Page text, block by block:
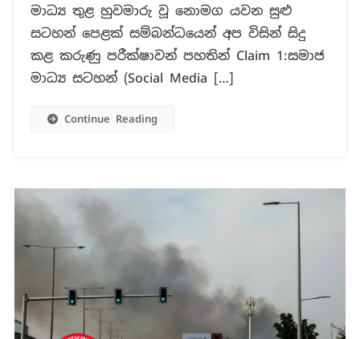
යවන
සුළු
සටහන්
පෙළක්!
මාධ්‍ය තුළ හුවමාරු වූ නොමග යවන සුළු
සටහන් පෙළක් සම්බන්ධයෙන් අප විසින් සිදු
කළ කරුණු පරීක්ෂාවන් පහතින් Claim 1:සමාජ
මාධ්‍ය සටහන් (Social Media […]
Continue Reading